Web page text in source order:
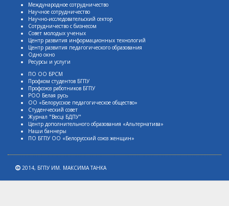
Международное сотрудничество
Научное сотрудничество
Научно-исследовательский сектор
Сотрудничество с бизнесом
Совет молодых ученых
Центр развития информационных технологий
Центр развития педагогического образования
Одно окно
Ресурсы и услуги
ПО ОО БРСМ
Профком студентов БГПУ
Профсоюз работников БГПУ
РОО Белая русь
ОО «Белорусское педагогическое общество»
Студенческий совет
Журнал "Весцi БДПУ"
Центр дополнительного образования «Альтернатива»
Наши баннеры
ПО БГПУ ОО «Белорусский союз женщин»
2014, БГПУ ИМ. МАКСИМА ТАНКА